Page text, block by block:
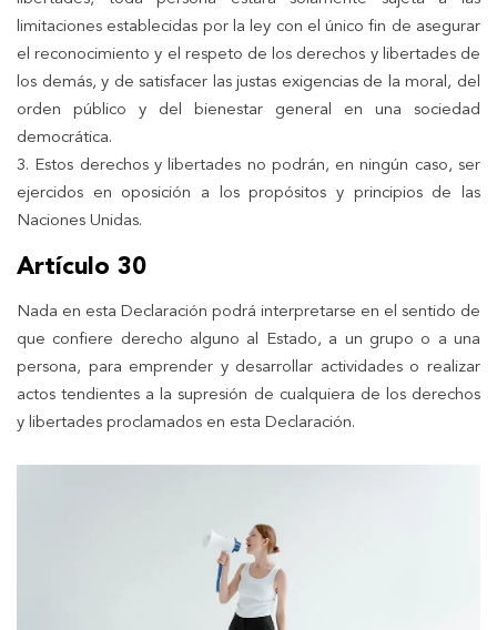
limitaciones establecidas por la ley con el único fin de asegurar
el reconocimiento y el respeto de los derechos y libertades de
los demás, y de satisfacer las justas exigencias de la moral, del
orden público y del bienestar general en una sociedad
democrática.
3. Estos derechos y libertades no podrán, en ningún caso, ser
ejercidos en oposición a los propósitos y principios de las
Naciones Unidas.
Artículo 30
Nada en esta Declaración podrá interpretarse en el sentido de
que confiere derecho alguno al Estado, a un grupo o a una
persona, para emprender y desarrollar actividades o realizar
actos tendientes a la supresión de cualquiera de los derechos
y libertades proclamados en esta Declaración.